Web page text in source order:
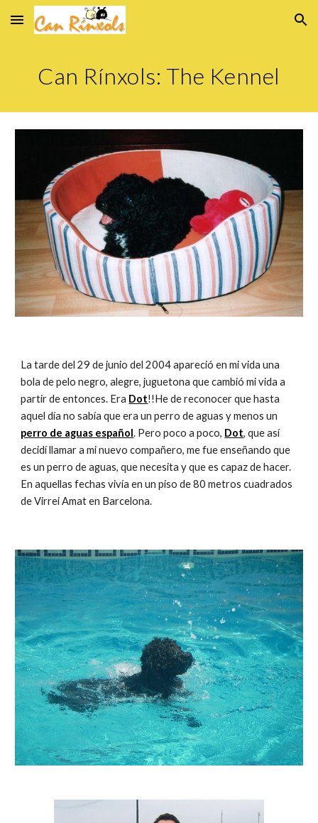
Skip to main content Skip to navigation
Can Rínxols: The Kennel
La tarde del 29 de junio del 2004 apareció en mi vida una
bola de pelo negro, alegre, juguetona que cambió mi vida a
partir de entonces. Era Dot!!He de reconocer que hasta
perro de aguas español. Pero poco a poco, Dot, que así
decidí llamar a mi nuevo compañero, me fue enseñando que
es un perro de aguas, que necesita y que es capaz de hacer.
En aquellas fechas vivía en un piso de 80 metros cuadrados
de Virrei Amat en Barcelona.